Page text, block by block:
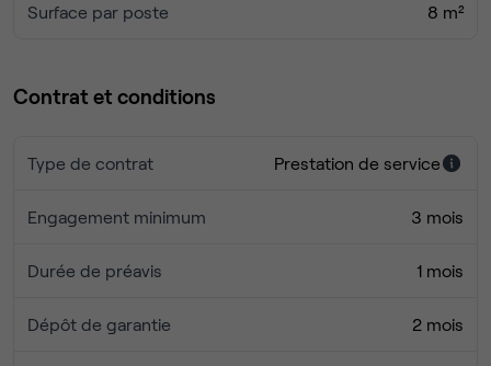
Surface par poste 8 m²
Contrat et conditions
Type de contrat Prestation de service
Engagement minimum 3 mois
Durée de préavis 1 mois
Dépôt de garantie 2 mois